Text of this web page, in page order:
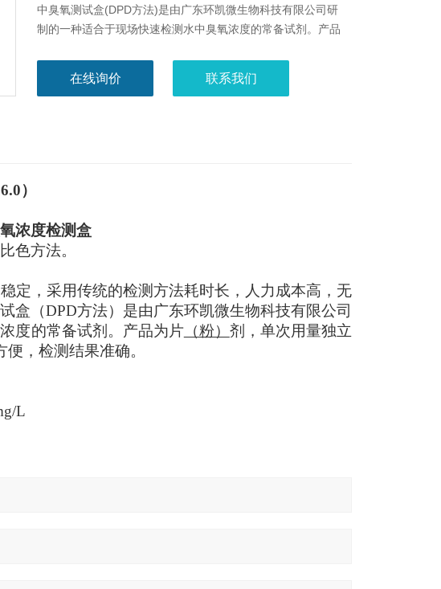
中臭氧测试盒(DPD方法)是由广东环凯微生物科技有限公司研
制的一种适合于现场快速检测水中臭氧浓度的常备试剂。产品
在线询价 联系我们
）
浓度检测盒
色方法。
定，采用传统的检测方法耗时长，人力成本高，无
盒（DPD方法）是由广东环凯微生物科技有限公司
浓度的常备试剂。产品为片（粉） 剂，单次用量独立
，检测结果准确。
L